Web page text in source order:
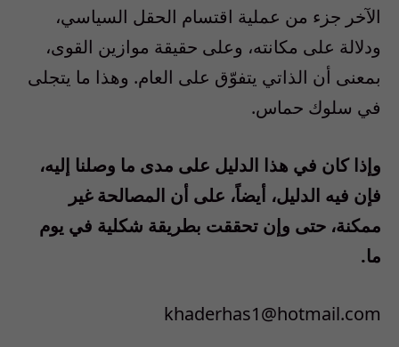
الآخر جزء من عملية اقتسام الحقل السياسي،
ودلالة على مكانته، وعلى حقيقة موازين القوى،
بمعنى أن الذاتي يتفوّق على العام. وهذا ما يتجلى
في سلوك حماس.
وإذا كان في هذا الدليل على مدى ما وصلنا إليه،
فإن فيه الدليل، أيضاً، على أن المصالحة غير
ممكنة، حتى وإن تحققت بطريقة شكلية في يوم
ما.
khaderhas1@hotmail.com